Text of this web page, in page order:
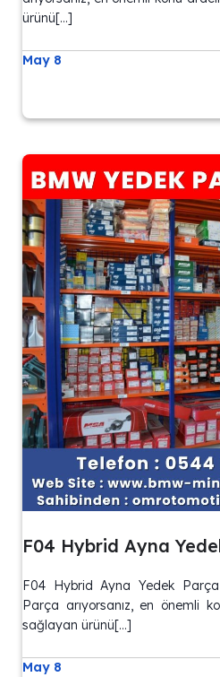
ürünü[…]
May 8
F04 Hybrid Ayna
F04 Hybrid Ayna Yedek
Parça arıyorsanız, en önemli
sağlayan ürünü[…]
May 8